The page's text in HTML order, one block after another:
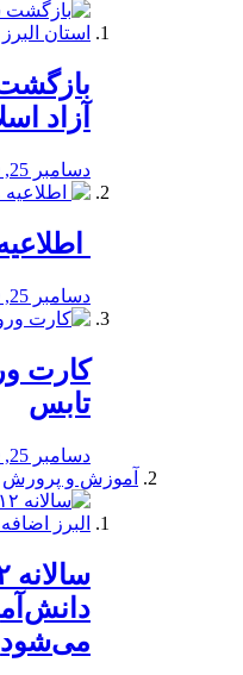
آزاد
دسامبر 25, 2019
دسامبر 25, 2019
کارت
تابس
دسامبر 25, 2019
آموزش و پرورش
می‌شود